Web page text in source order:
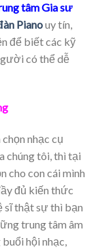
tâm Gia sư
Pianouy tín,
để biết các kỹ
có thể dễ
nhạc cụ
chúng tôi, thì tại
cho con cái mình
đủ kiến thức
sĩ thật sự thì bạn
trung tâm âm
hội nhạc,